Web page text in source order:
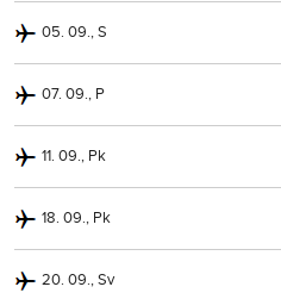
05. 09., S
07. 09., P
11. 09., Pk
18. 09., Pk
20. 09., Sv